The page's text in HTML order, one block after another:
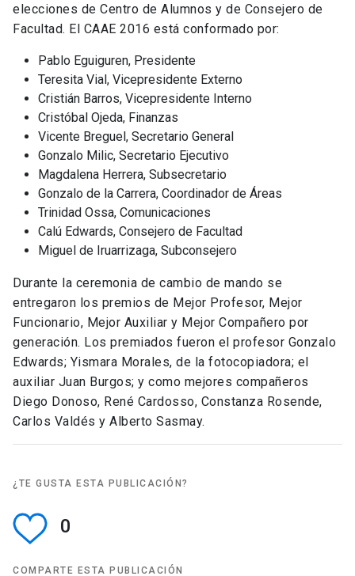
elecciones de Centro de Alumnos y de Consejero de
Facultad. El CAAE 2016 está conformado por:
Pablo Eguiguren, Presidente
Teresita Vial, Vicepresidente Externo
Cristián Barros, Vicepresidente Interno
Cristóbal Ojeda, Finanzas
Vicente Breguel, Secretario General
Gonzalo Milic, Secretario Ejecutivo
Magdalena Herrera, Subsecretario
Gonzalo de la Carrera, Coordinador de Áreas
Trinidad Ossa, Comunicaciones
Calú Edwards, Consejero de Facultad
Miguel de Iruarrizaga, Subconsejero
Durante la ceremonia de cambio de mando se
entregaron los premios de Mejor Profesor, Mejor
Funcionario, Mejor Auxiliar y Mejor Compañero por
generación. Los premiados fueron el profesor Gonzalo
Edwards; Yismara Morales, de la fotocopiadora; el
auxiliar Juan Burgos; y como mejores compañeros
Diego Donoso, René Cardosso, Constanza Rosende,
Carlos Valdés y Alberto Sasmay.
¿TE GUSTA ESTA PUBLICACIÓN?
0
COMPARTE ESTA PUBLICACIÓN